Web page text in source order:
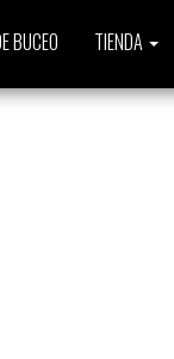
BUCEO TIENDA